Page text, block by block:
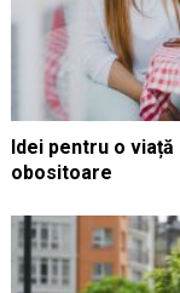
Idei pentru o
obositoare